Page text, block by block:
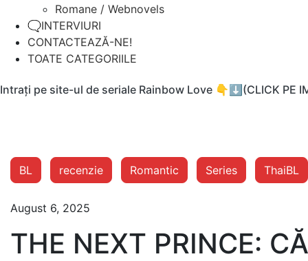
Romane / Webnovels
🗨️INTERVIURI
CONTACTEAZĂ-NE!
TOATE CATEGORIILE
Intrați pe site-ul de seriale Rainbow Love 👇⬇️(CLICK PE
BL recenzie Romantic Series ThaiBL
August 6, 2025
THE NEXT PRINCE: